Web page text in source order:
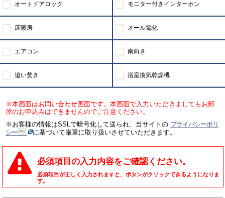
オートドアロック モニター付きインターホン
床暖房 オール電化
エアコン 南向き
追い焚き 浴室換気乾燥機
※本画面はお問い合わせ画面です。本画面で入力いただきましてもお部
屋のお申込みはできませんのでご注意ください。
※お客様の情報はSSLで暗号化して送られ、当サイトの プライバシーポリ
シー
に基づいて厳重に取り扱いさせていただきます。
必須項目の入力内容をご確認ください。
必須項目が正しく入力されますと、ボタンがクリックできるようになりま
す。